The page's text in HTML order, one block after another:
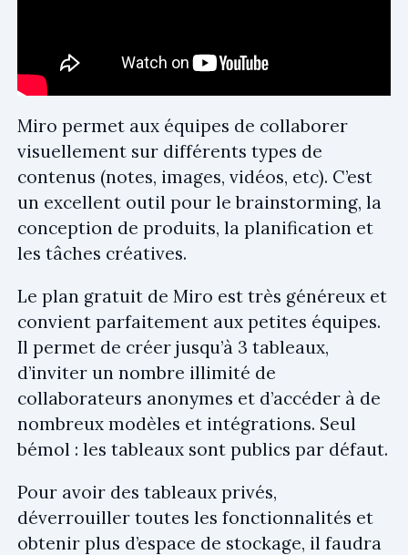
Miro permet aux équipes de collaborer
visuellement sur différents types de
contenus (notes, images, vidéos, etc). C’est
un excellent outil pour le brainstorming, la
conception de produits, la planification et
les tâches créatives.
Le plan gratuit de Miro est très généreux et
convient parfaitement aux petites équipes.
Il permet de créer jusqu’à 3 tableaux,
d’inviter un nombre illimité de
collaborateurs anonymes et d’accéder à de
nombreux modèles et intégrations. Seul
bémol : les tableaux sont publics par défaut.
Pour avoir des tableaux privés,
déverrouiller toutes les fonctionnalités et
obtenir plus d’espace de stockage, il faudra